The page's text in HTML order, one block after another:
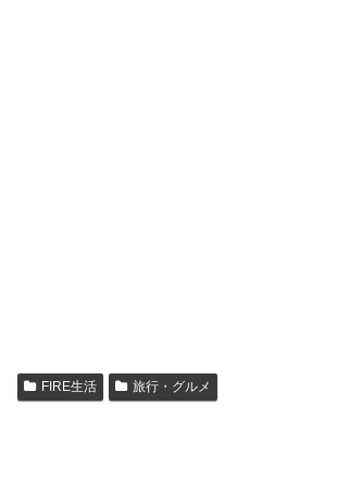
FIRE生活 旅行・グルメ